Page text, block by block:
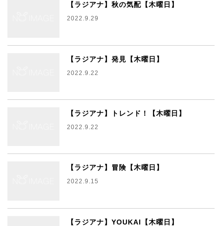
【ラジアナ】秋の気配【木曜日】
2022.9.29
【ラジアナ】発見【木曜日】
2022.9.22
【ラジアナ】トレンド！【木曜日】
2022.9.22
【ラジアナ】冒険【木曜日】
2022.9.15
【ラジアナ】YOUKAI【木曜日】